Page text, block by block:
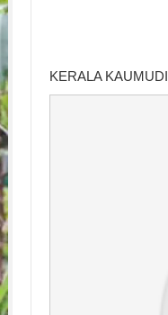
KERALA KAUMUDI